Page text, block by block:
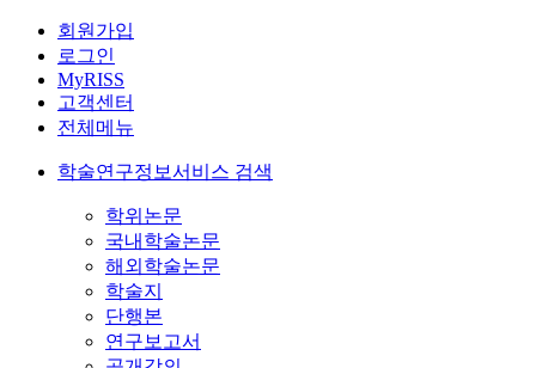
회원가입
로그인
MyRISS
고객센터
전체메뉴
학술연구정보서비스 검색
학위논문
국내학술논문
해외학술논문
학술지
단행본
연구보고서